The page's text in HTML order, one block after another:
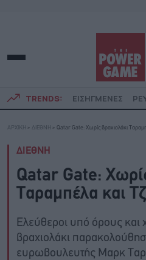
TRENDS: ΕΙΣΗΓΜΕΝΕΣ
ΑΡΧΙΚΗ » ΔΙΕΘΝΗ » Qatar Gate: Χωρίς βραχιολάκι
ΔΙΕΘΝΗ
Qatar Gate:
Ταραμπέλα και
Ελεύθεροι υπό όρους και
βραχιολάκι
ευρωβουλευτής Μαρκ